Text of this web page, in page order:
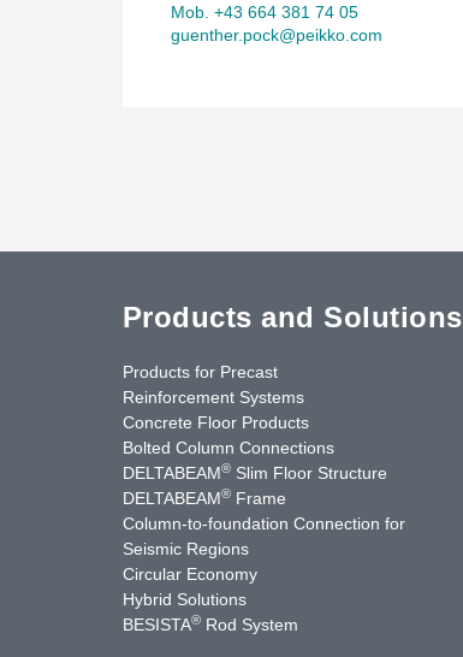
Mob. +43 664 381 74 05
guenther.pock@peikko.com
Products and Solutions
Products for Precast
Reinforcement Systems
Concrete Floor Products
Bolted Column Connections
DELTABEAM® Slim Floor Structure
DELTABEAM® Frame
Column-to-foundation Connection for
Seismic Regions
Circular Economy
Hybrid Solutions
BESISTA® Rod System
Contact Us